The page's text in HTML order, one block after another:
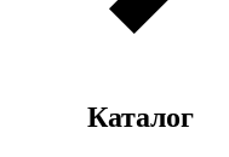
Каталог